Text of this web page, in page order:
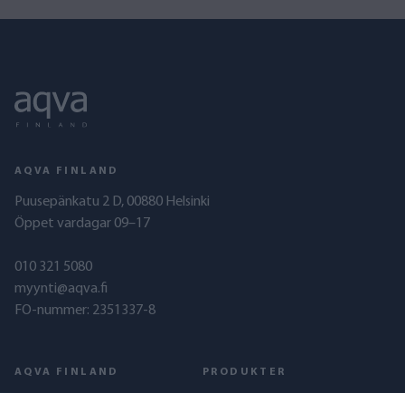
AQVA FINLAND
Puusepänkatu 2 D, 00880 Helsinki
Öppet vardagar 09–17
010 321 5080
myynti@aqva.fi
FO-nummer: 2351337-8
AQVA FINLAND PRODUKTER